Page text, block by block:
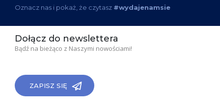
Oznacz nas i pokaż, że czytasz #wydajenamsie
Dołącz do newslettera
Bądź na bieżąco z Naszymi nowościami!
ZAPISZ SIĘ